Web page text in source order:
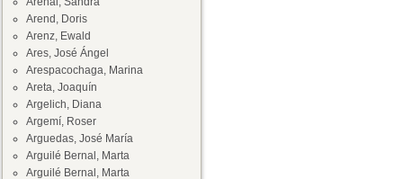
Arend, Doris
Arenz, Ewald
Ares, José Ángel
Arespacochaga, Marina
Areta, Joaquín
Argelich, Diana
Argemí, Roser
Arguedas, José María
Arguilé Bernal, Marta
Arguilé Bernal, Marta